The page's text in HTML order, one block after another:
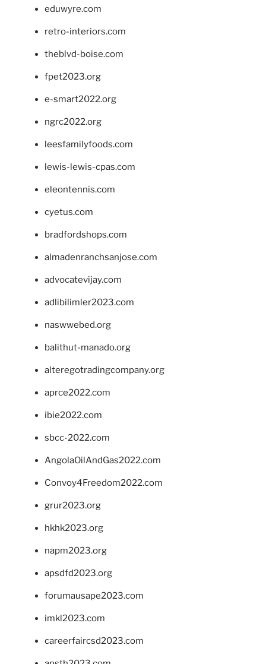
eduwyre.com
retro-interiors.com
theblvd-boise.com
fpet2023.org
e-smart2022.org
ngrc2022.org
leesfamilyfoods.com
lewis-lewis-cpas.com
eleontennis.com
cyetus.com
bradfordshops.com
almadenranchsanjose.com
advocatevijay.com
adlibilimler2023.com
naswwebed.org
balithut-manado.org
alteregotradingcompany.org
aprce2022.com
ibie2022.com
sbcc-2022.com
AngolaOilAndGas2022.com
Convoy4Freedom2022.com
grur2023.org
hkhk2023.org
napm2023.org
apsdfd2023.org
forumausape2023.com
imkl2023.com
careerfaircsd2023.com